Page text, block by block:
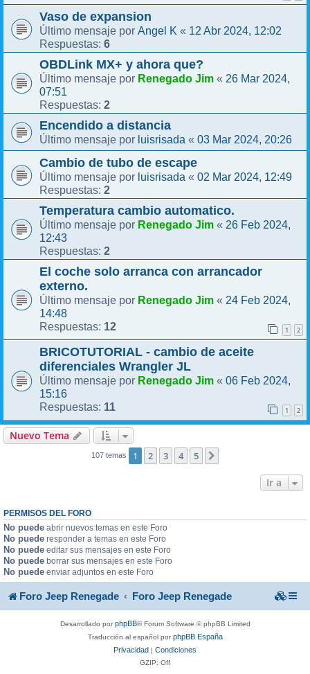
Vaso de expansion
Último mensaje por Angel K « 12 Abr 2024, 12:02
Respuestas: 6
OBDLink MX+ y ahora que?
Último mensaje por Renegado Jim « 26 Mar 2024,
07:51
Respuestas: 2
Encendido a distancia
Último mensaje por luisrisada « 03 Mar 2024, 20:26
Cambio de tubo de escape
Último mensaje por luisrisada « 02 Mar 2024, 12:49
Respuestas: 2
Temperatura cambio automatico.
Último mensaje por Renegado Jim « 26 Feb 2024,
12:43
Respuestas: 2
El coche solo arranca con arrancador
externo.
Último mensaje por Renegado Jim « 24 Feb 2024,
14:48
Respuestas: 12 1 2
BRICOTUTORIAL - cambio de aceite
diferenciales Wrangler JL
Último mensaje por Renegado Jim « 06 Feb 2024,
15:16
Respuestas: 11 1 2
Nuevo Tema
107 temas 1 2 3 4 5
Ir a
PERMISOS DEL FORO
No puede abrir nuevos temas en este Foro
No puede responder a temas en este Foro
No puede editar sus mensajes en este Foro
No puede borrar sus mensajes en este Foro
No puede enviar adjuntos en este Foro
Foro Jeep Renegade Foro Jeep Renegade
Desarrollado porphpBB® Forum Software © phpBB Limited
Traducción al español porphpBB España
Privacidad | Condiciones
GZIP: Off